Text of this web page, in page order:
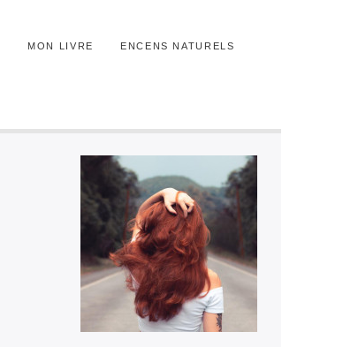
MON LIVRE ENCENS NATURELS